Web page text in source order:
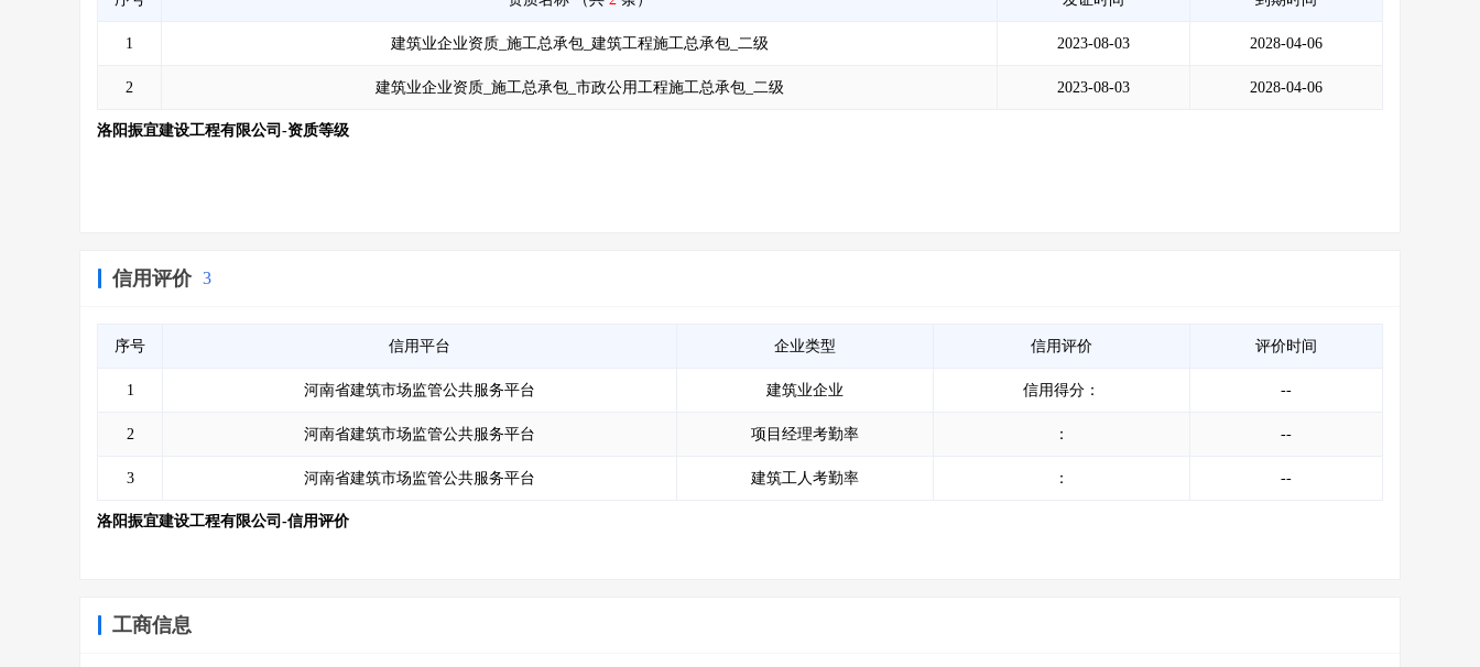
1 建筑业企业资质_施工总承包_建筑工程施工总承包_二级 2023-08-03 2028-04-06
2 建筑业企业资质_施工总承包_市政公用工程施工总承包_二级 2023-08-03 2028-04-06
洛阳振宜建设工程有限公司-资质等级
信用评价 3
序号 信用平台 企业类型 信用评价 评价时间
1 河南省建筑市场监管公共服务平台 建筑业企业 信用得分： --
2 河南省建筑市场监管公共服务平台 项目经理考勤率 ： --
3 河南省建筑市场监管公共服务平台 建筑工人考勤率 ： --
洛阳振宜建设工程有限公司-信用评价
工商信息